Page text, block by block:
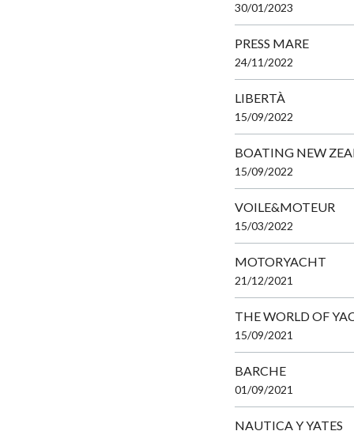
30/01/2023
PRESS MARE
24/11/2022
LIBERTÀ
15/09/2022
BOATING NEW
15/09/2022
VOILE&MOTEUR
15/03/2022
MOTORYACHT
21/12/2021
THE WORLD OF
15/09/2021
BARCHE
01/09/2021
NAUTICA Y YATES